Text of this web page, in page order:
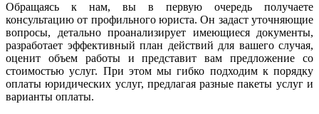
Обращаясь к нам, вы в первую очередь получаете
консультацию от профильного юриста. Он задаст уточняющие
вопросы, детально проанализирует имеющиеся документы,
разработает эффективный план действий для вашего случая,
оценит объем работы и представит вам предложение со
стоимостью услуг. При этом мы гибко подходим к порядку
оплаты юридических услуг, предлагая разные пакеты услуг и
варианты оплаты.